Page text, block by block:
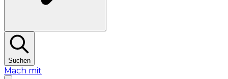
Suchen
Mach mit